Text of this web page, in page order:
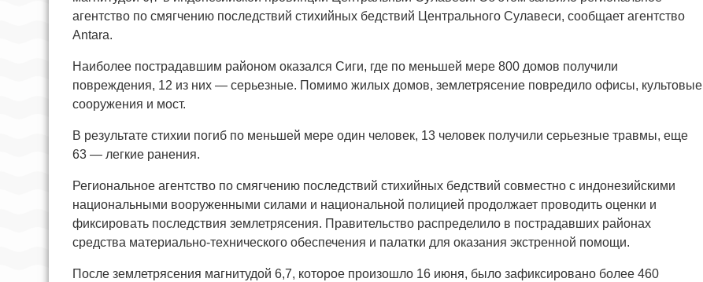
агентство по смягчению последствий стихийных бедствий Центрального Сулавеси, сообщает агентство
Antara.
Наиболее пострадавшим районом оказался Сиги, где по меньшей мере 800 домов получили
повреждения, 12 из них — серьезные. Помимо жилых домов, землетрясение повредило офисы, культовые
сооружения и мост.
В результате стихии погиб по меньшей мере один человек, 13 человек получили серьезные травмы, еще
63 — легкие ранения.
Региональное агентство по смягчению последствий стихийных бедствий совместно с индонезийскими
национальными вооруженными силами и национальной полицией продолжает проводить оценки и
фиксировать последствия землетрясения. Правительство распределило в пострадавших районах
средства материально-технического обеспечения и палатки для оказания экстренной помощи.
После землетрясения магнитудой 6,7, которое произошло 16 июня, было зафиксировано более 460